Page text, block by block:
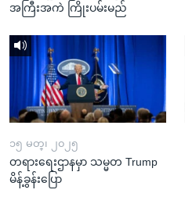
အကြီးအကဲ ကြိုးပမ်းမည်
၁၅ မတ္၊ ၂၀၂၅
တရားရေးဌာနမှာ သမ္မတ Trump
မိန့်ခွန်းပြော